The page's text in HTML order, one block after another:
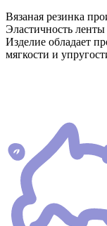
Вязаная резинка
Эластичность
Изделие обладает
мягкости и